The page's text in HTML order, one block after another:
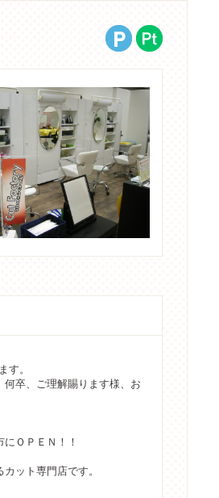
す。
卒、ご理解賜ります様、お
ＯＰＥＮ！！
ット専門店です。